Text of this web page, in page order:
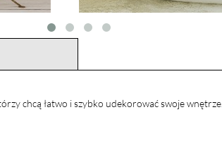
chcą łatwo i szybko udekorować swoje wnętrze.